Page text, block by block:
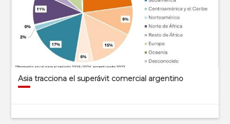
Asia tracciona el superávit comercial argentino